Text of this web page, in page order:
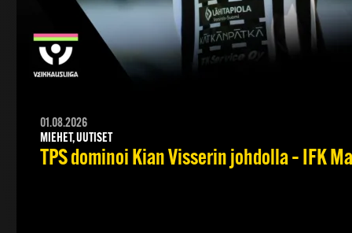
01.08.2026
MIEHET, UUTISET
TPS dominoi Kian Visserin johdolla – IFK